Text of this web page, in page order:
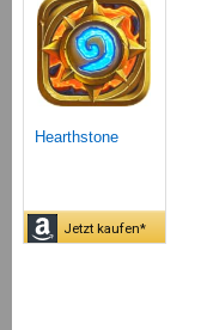
Hearthstone
Jetzt kaufen*